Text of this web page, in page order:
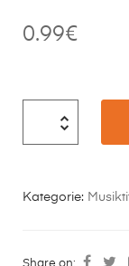
0.99€
Kategorie:
Share on: